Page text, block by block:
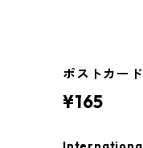
ポストカー
¥165